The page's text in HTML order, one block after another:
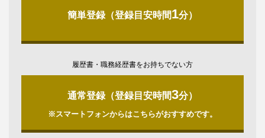
簡単登録（登録目安時間1分）
履歴書・職務経歴書をお持ちでない方
通常登録（登録目安時間3分）
※スマートフォンからはこちらがおすすめです。